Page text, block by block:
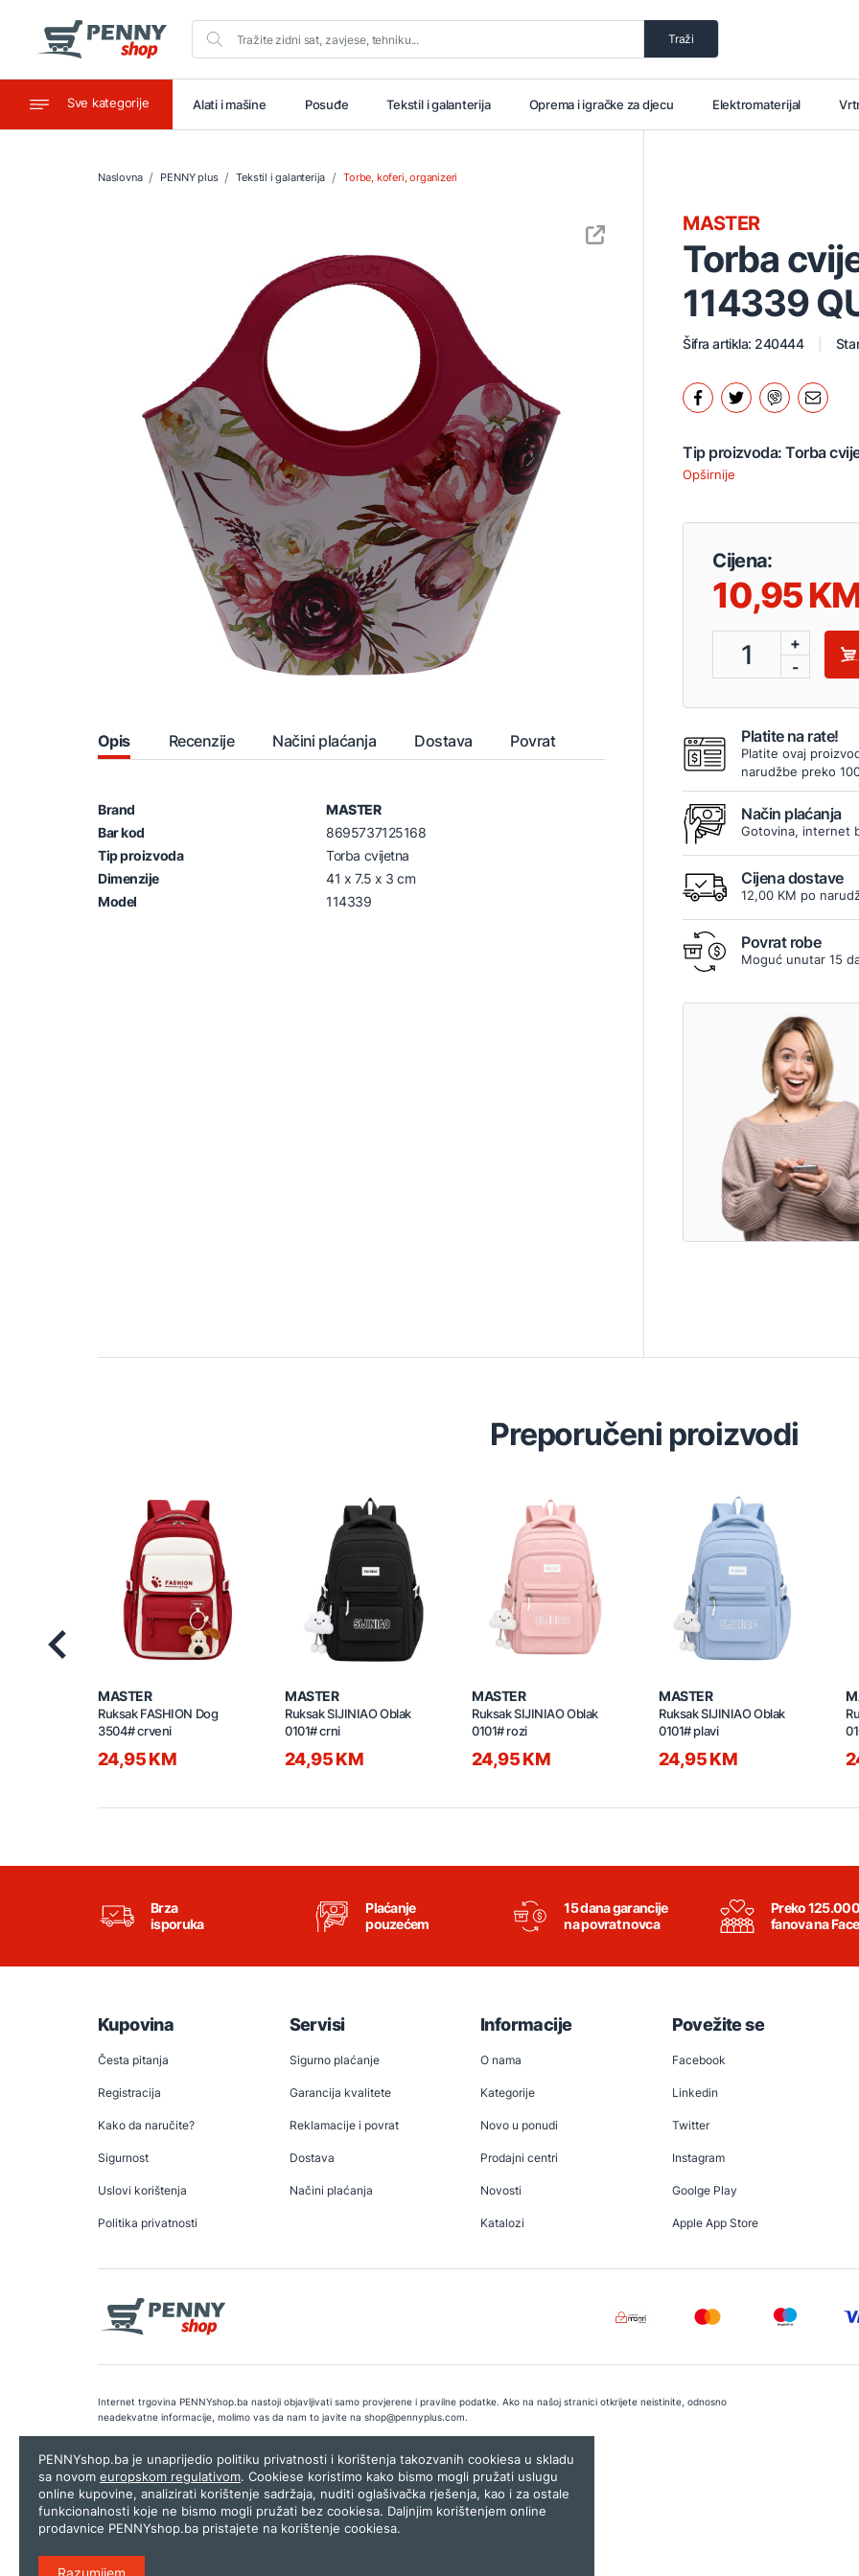
Traži
Sve kategorije
Ugostiteljstvo Alati i mašine Posuđe Tekstil i galanterija Oprema i igračke za djecu Elektromaterijal
Naslovna PENNY plus Tekstil i galanterija Torbe, koferi, organizeri
Opis Recenzije Načini plaćanja Dostava Povrat
Brand
MASTER
Bar kod
8695737125168
Tip proizvoda
Torba cvijetna
Dimenzije
41 x 7.5 x 3 cm
Model
114339
Torba
114339
MASTER
Šifra artikla: 240444
Tip proizvoda: Torba
Opširnije
Cijena:
10,95
1
+
-
Platite na rate!
Platite ovaj
narudžbe preko
Način plaćanja
Gotovina, internet
Cijena dostave
12,00 KM po
Povrat robe
Moguć unutar 15
Preporučeni proizvodi
MASTER
Ruksak FASHION Dog
3504# crveni
24,95 KM
MASTER
Ruksak SIJINIAO Oblak
0101# crni
24,95 KM
MASTER
Ruksak SIJINIAO Oblak
0101# rozi
24,95 KM
MASTER
Ruksak SIJINIAO Oblak
0101# plavi
24,95 KM
Brza
isporuka
Plaćanje
pouzećem
15 dana garancije
na povrat novca
Preko 125.000
fanova na
Kupovina
Česta pitanja
Registracija
Kako da naručite?
Sigurnost
Uslovi korištenja
Politika privatnosti
Servisi
Sigurno plaćanje
Garancija kvalitete
Reklamacije i povrat
Dostava
Načini plaćanja
Informacije
O nama
Kategorije
Novo u ponudi
Prodajni centri
Novosti
Katalozi
Povežite se
Facebook
Linkedin
Twitter
Instagram
Goolge Play
Apple App Store
Internet trgovina PENNYshop.ba nastoji objavljivati samo provjerene i pravilne podatke. Ako na našoj stranici otkrijete neistinite, odnosno
neadekvatne informacije, molimo vas da nam to javite na shop@pennyplus.com.
Copyright © 2026.Penny plus d.o.o. Sarajevo.Dizajn i programiranje:Lampa.ba
PENNYshop.ba je unaprijedio politiku privatnosti i korištenja takozvanih cookiesa u skladu
sa novom europskom regulativom. Cookiese koristimo kako bismo mogli pružati uslugu
online kupovine, analizirati korištenje sadržaja, nuditi oglašivačka rješenja, kao i za ostale
funkcionalnosti koje ne bismo mogli pružati bez cookiesa. Daljnjim korištenjem online
prodavnice PENNYshop.ba pristajete na korištenje cookiesa.
Razumijem